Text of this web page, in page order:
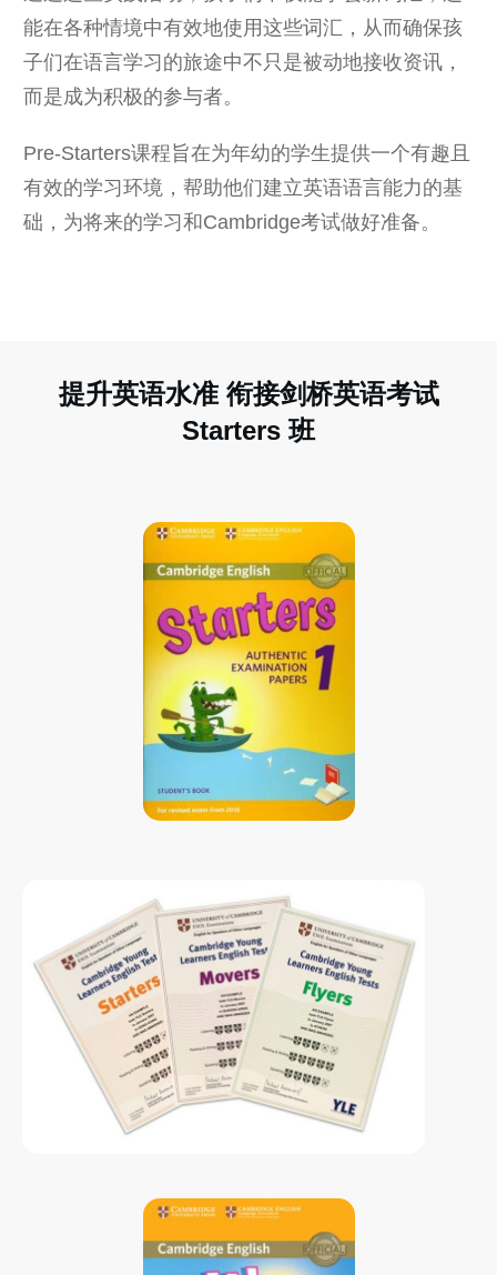
能在各种情境中有效地使用这些词汇，从而确保孩
子们在语言学习的旅途中不只是被动地接收资讯，
而是成为积极的参与者。
Pre-Starters课程旨在为年幼的学生提供一个有趣且
有效的学习环境，帮助他们建立英语语言能力的基
础，为将来的学习和Cambridge考试做好准备。
提升英语水准 衔接剑桥英语考试
Starters 班